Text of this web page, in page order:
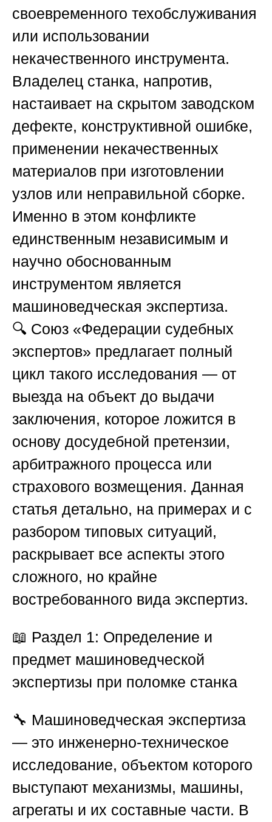
своевременного техобслуживания
или использовании
некачественного инструмента.
Владелец станка, напротив,
настаивает на скрытом заводском
дефекте, конструктивной ошибке,
применении некачественных
материалов при изготовлении
узлов или неправильной сборке.
Именно в этом конфликте
единственным независимым и
научно обоснованным
инструментом является
машиноведческая экспертиза.
🔍 Союз «Федерации судебных
экспертов» предлагает полный
цикл такого исследования — от
выезда на объект до выдачи
заключения, которое ложится в
основу досудебной претензии,
арбитражного процесса или
страхового возмещения. Данная
статья детально, на примерах и с
разбором типовых ситуаций,
раскрывает все аспекты этого
сложного, но крайне
востребованного вида экспертиз.
📖 Раздел 1: Определение и
предмет машиноведческой
экспертизы при поломке станка
🔧 Машиноведческая экспертиза
— это инженерно-техническое
исследование, объектом которого
выступают механизмы, машины,
агрегаты и их составные части. В